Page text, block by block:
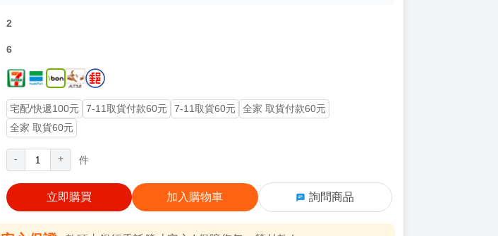
2
6
宅配/快遞100元 7-11取貨付款60元 7-11取貨60元
全家 取貨付款60元
全家 取貨60元
- + 件
立即購買 加入購物車 詢問商品